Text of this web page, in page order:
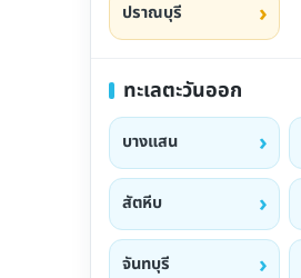
ปราณบุรี
ทะเลตะวันออก
บางแสน
สัตหีบ
จันทบุรี